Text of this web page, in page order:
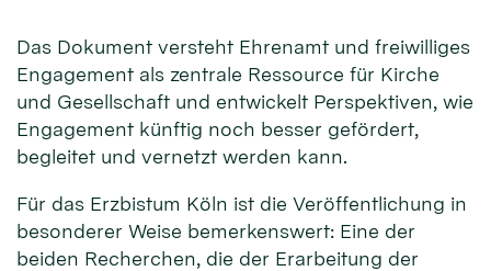
Das Dokument versteht Ehrenamt und freiwilliges
Engagement als zentrale Ressource für Kirche
und Gesellschaft und entwickelt Perspektiven, wie
Engagement künftig noch besser gefördert,
begleitet und vernetzt werden kann.
Für das Erzbistum Köln ist die Veröffentlichung in
besonderer Weise bemerkenswert: Eine der
beiden Recherchen, die der Erarbeitung der